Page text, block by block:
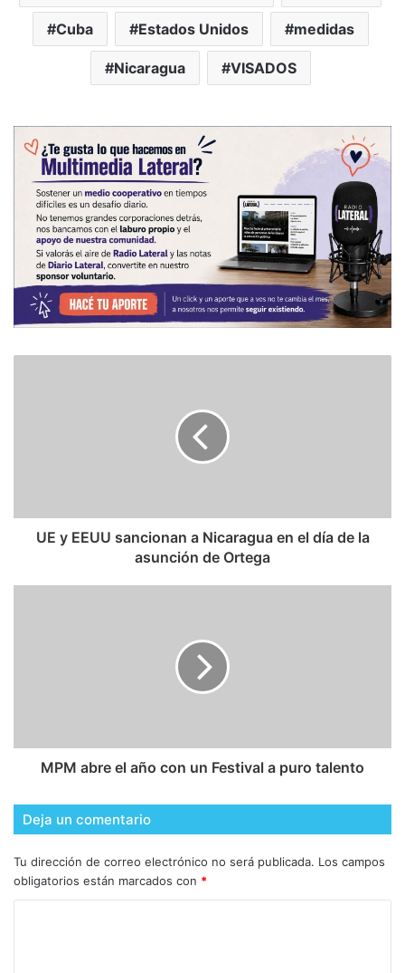
Cuba Estados Unidos medidas
Nicaragua VISADOS
UE y EEUU sancionan a Nicaragua en el día de la
asunción de Ortega
MPM abre el año con un Festival a puro talento
Deja un comentario
Tu dirección de correo electrónico no será publicada. Los campos
obligatorios están marcados con *